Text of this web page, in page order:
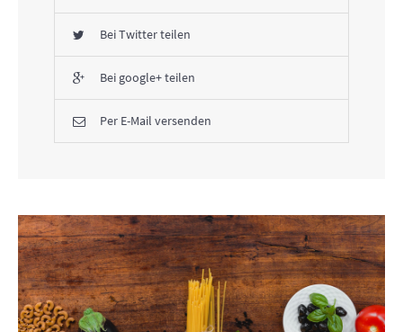
Bei Twitter teilen
Bei google+ teilen
Per E-Mail versenden